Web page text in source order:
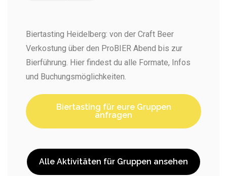
Biertasting Heidelberg: von der Craft Beer
Verkostung über den ProBIER Abend bis zur
Bierführung. Hier findest du alle Formate, Infos
und Buchungsmöglichkeiten.
Biertasting für eure Gruppen
anfragen
Alle Aktivitäten für Gruppen ansehen